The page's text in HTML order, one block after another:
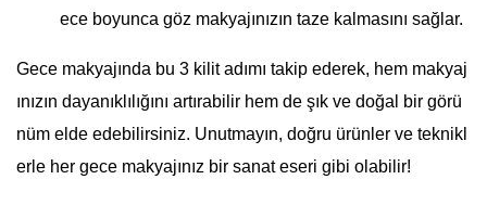
ece boyunca göz makyajınızın taze kalmasını sağlar.
Gece makyajında bu 3 kilit adımı takip ederek, hem makyaj
ınızın dayanıklılığını artırabilir hem de şık ve doğal bir görü
nüm elde edebilirsiniz. Unutmayın, doğru ürünler ve teknikl
erle her gece makyajınız bir sanat eseri gibi olabilir!